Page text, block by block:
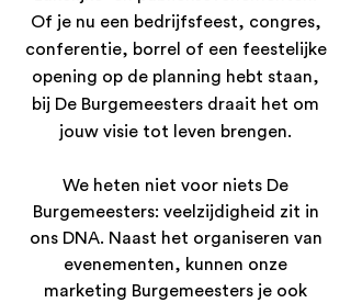
Of je nu een bedrijfsfeest, congres,
conferentie, borrel of een feestelijke
opening op de planning hebt staan,
bij De Burgemeesters draait het om
jouw visie tot leven brengen.
We heten niet voor niets De
Burgemeesters: veelzijdigheid zit in
ons DNA. Naast het organiseren van
evenementen, kunnen onze
marketing Burgemeesters je ook